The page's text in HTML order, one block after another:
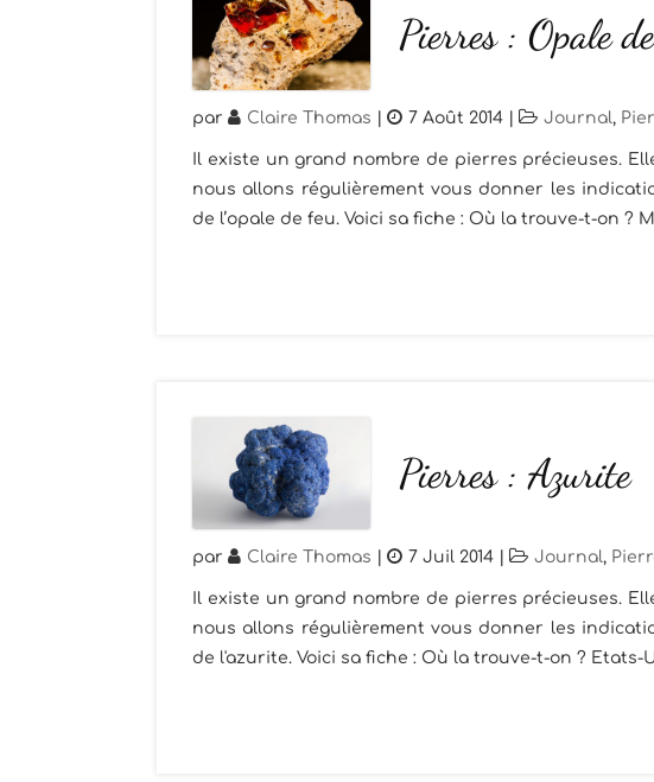
Pierres : Opale
par Claire Thomas 7 Août 2014 Journal,
Il existe un grand nombre de pierres précieuses.
nous allons régulièrement vous donner les
de l’opale de feu. Voici sa fiche : Où la trouve-t-on ?
Pierres : Azurite
par Claire Thomas 7 Juil 2014 Journal,
Il existe un grand nombre de pierres précieuses.
nous allons régulièrement vous donner les
de l'azurite. Voici sa fiche : Où la trouve-t-on ? Etats-